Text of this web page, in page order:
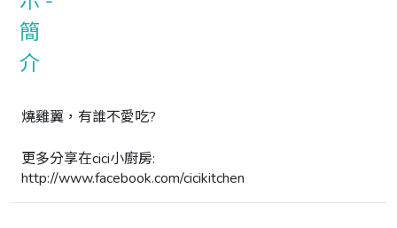
燒雞翼，有誰不愛吃?
更多分享在cici小廚房:
http://www.facebook.com/cicikitchen